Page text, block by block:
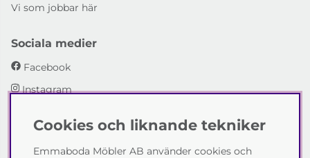
Vi som jobbar här
Sociala medier
Facebook
Instagram
Emmaboda Möbler AB
Cookies och liknande tekniker
Emmaboda Möbler AB använder cookies och